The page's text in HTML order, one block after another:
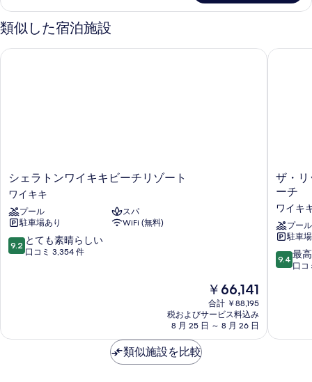
細
類似した宿泊施設
シ
ェ
ラ
ト
ン
ワ
イ
ゾ
シェラトンワイキキビーチリゾート
ワイキキ
プール
スパ
駐車場あり
WiFi (無料)
10
段
素
9.2 とても素晴らしい
口コミ 3,354 件
現
在
の
料
金
￥66,141
合計 ￥88,195
税およびサービス料込み
8 月 25 日 ～ 8 月 26 日
シェラトンワイキキビーチリゾート
ザ・
リ
ツ・
カ
ー
ル
ト
ス
ザ・リ
ーチ
ワイキ
プール
駐車
10
段
に
9.4 最
口コ
ザ・リ
類似施設を比較